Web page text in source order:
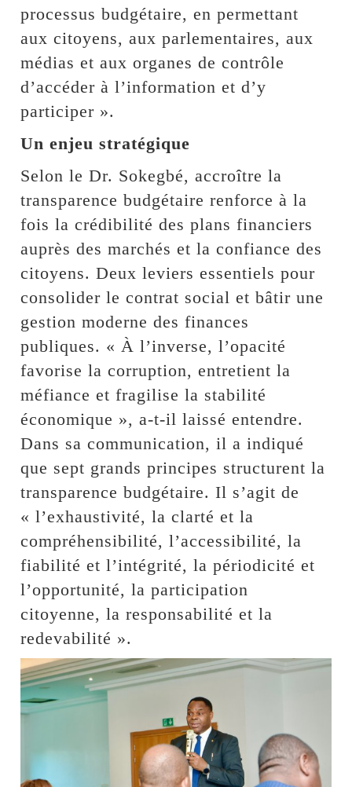
processus budgétaire, en permettant
aux citoyens, aux parlementaires, aux
médias et aux organes de contrôle
d’accéder à l’information et d’y
participer ».
Un enjeu stratégique
Selon le Dr. Sokegbé, accroître la
transparence budgétaire renforce à la
fois la crédibilité des plans financiers
auprès des marchés et la confiance des
citoyens. Deux leviers essentiels pour
consolider le contrat social et bâtir une
gestion moderne des finances
publiques. « À l’inverse, l’opacité
favorise la corruption, entretient la
méfiance et fragilise la stabilité
économique », a-t-il laissé entendre.
Dans sa communication, il a indiqué
que sept grands principes structurent la
transparence budgétaire. Il s’agit de
« l’exhaustivité, la clarté et la
compréhensibilité, l’accessibilité, la
fiabilité et l’intégrité, la périodicité et
l’opportunité, la participation
citoyenne, la responsabilité et la
redevabilité ».